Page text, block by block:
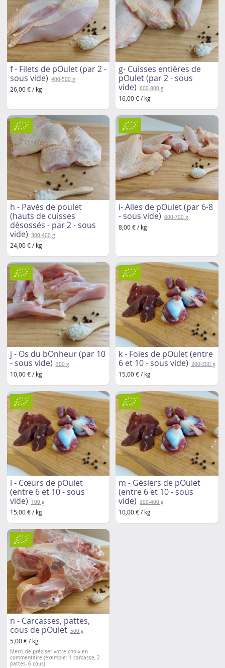
f - Filets de pOulet (par 2 -
sous vide) 400-500 g
26,00 € / kg
g- Cuisses entières de
pOulet (par 2 - sous
vide) 600-800 g
16,00 € / kg
h - Pavés de poulet
(hauts de cuisses
désossés - par 2 - sous
vide) 300-400 g
24,00 € / kg
i- Ailes de pOulet (par 6-8
- sous vide) 600-700 g
8,00 € / kg
j - Os du bOnheur (par 10
- sous vide) 300 g
10,00 € / kg
k - Foies de pOulet (entre
6 et 10 - sous vide) 200-300 g
15,00 € / kg
l - Cœurs de pOulet
(entre 6 et 10 - sous
vide)
100 g
15,00 € / kg
m - Gésiers de pOulet
(entre 6 et 10 - sous
vide) 300-400 g
10,00 € / kg
n - Carcasses, pattes,
cous de pOulet 500 g
5,00 € / kg
Merci de préciser votre choix en
commentaire (exemple: 1 carcasse, 2
pattes, 6 cous)